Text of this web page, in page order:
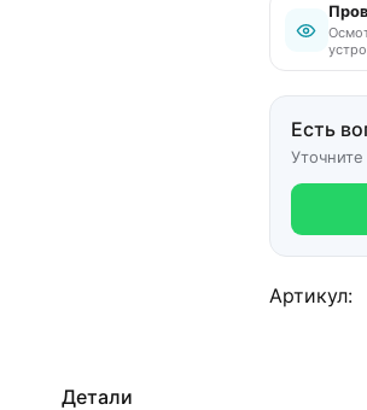
Есть
Артикул:
Детали